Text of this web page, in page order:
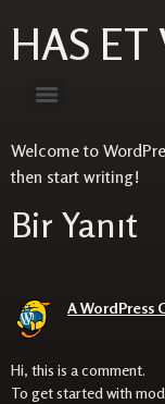
HAS ET
Welcome to
then start writing!
Bir Yanıt
A WordPress
Hi, this is a comment.
To get started with